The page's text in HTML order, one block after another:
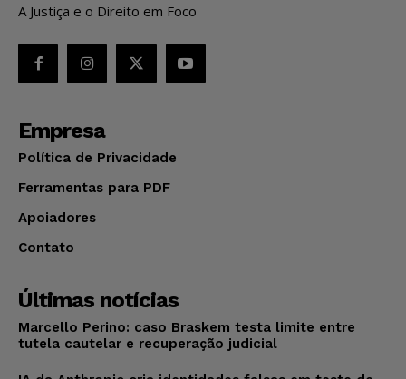
A Justiça e o Direito em Foco
Empresa
Política de Privacidade
Ferramentas para PDF
Apoiadores
Contato
Últimas notícias
Marcello Perino: caso Braskem testa limite entre
tutela cautelar e recuperação judicial